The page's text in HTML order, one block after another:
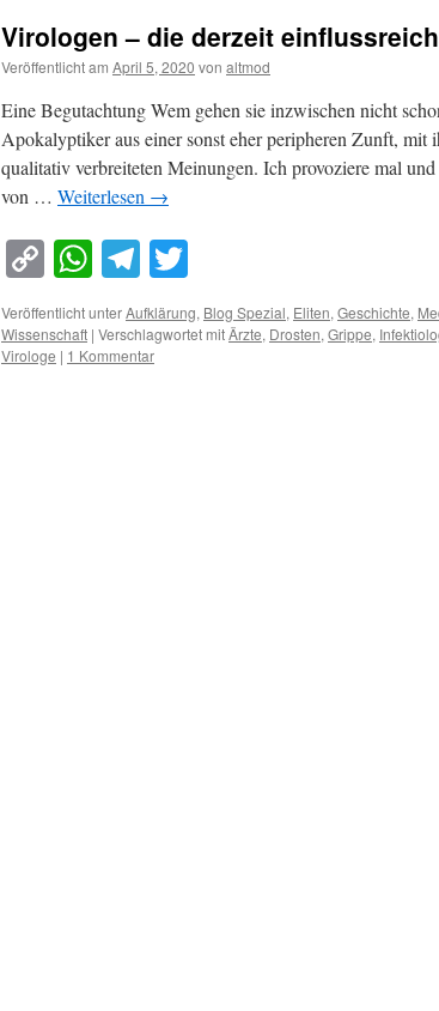
Virologen – die derzeit
Veröffentlicht am April 5, 2020 von altmod
Eine Begutachtung Wem gehen sie inzwischen nicht
Apokalyptiker aus einer sonst eher peripheren Zunft, mit
qualitativ verbreiteten Meinungen. Ich provoziere mal
von … Weiterlesen →
Copy
Link
WhatsApp
Telegram
Veröffentlicht unterAufklärung, Blog Spezial, Eliten,Geschichte,
Wissenschaft | Verschlagwortet mitÄrzte, Drosten,Grippe,
Virologe | 1 Kommentar